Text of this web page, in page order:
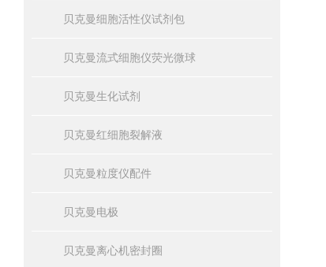
贝克曼细胞活性仪试剂包
贝克曼流式细胞仪荧光微球
贝克曼生化试剂
贝克曼红细胞裂解液
贝克曼粒度仪配件
贝克曼电极
贝克曼离心机密封圈